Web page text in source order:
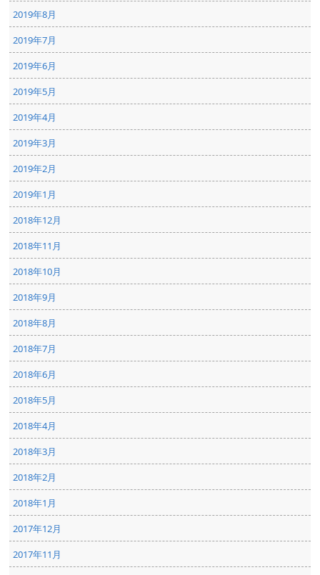
2019年8月
2019年7月
2019年6月
2019年5月
2019年4月
2019年3月
2019年2月
2019年1月
2018年12月
2018年11月
2018年10月
2018年9月
2018年8月
2018年7月
2018年6月
2018年5月
2018年4月
2018年3月
2018年2月
2018年1月
2017年12月
2017年11月